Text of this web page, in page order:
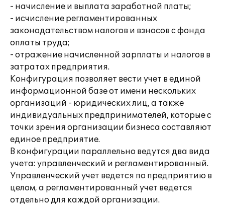
- начисление и выплата заработной платы;
- исчисление регламентированных
законодательством налогов и взносов с фонда
оплаты труда;
- отражение начисленной зарплаты и налогов в
затратах предприятия.
Конфигурация позволяет вести учет в единой
информационной базе от имени нескольких
организаций - юридических лиц, а также
индивидуальных предпринимателей, которые с
точки зрения организации бизнеса составляют
единое предприятие.
В конфигурации параллельно ведутся два вида
учета: управленческий и регламентированный.
Управленческий учет ведется по предприятию в
целом, а регламентированный учет ведется
отдельно для каждой организации.